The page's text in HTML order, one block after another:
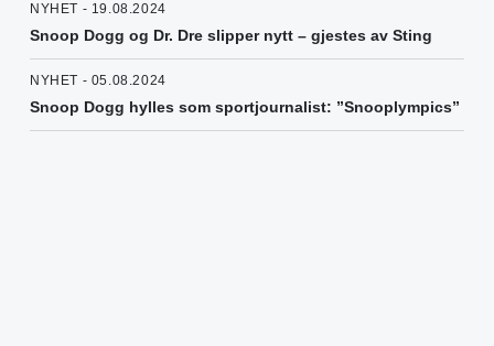
NYHET - 19.08.2024
Snoop Dogg og Dr. Dre slipper nytt – gjestes av Sting
NYHET - 05.08.2024
Snoop Dogg hylles som sportjournalist: ”Snooplympics”